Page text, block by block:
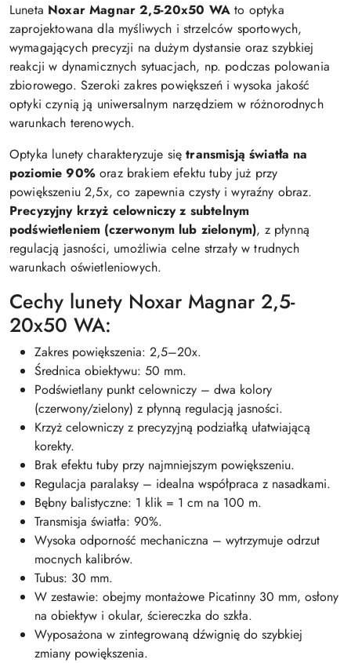
Luneta Noxar Magnar 2,5-20x50 WA to optyka
zaprojektowana dla myśliwych i strzelców sportowych,
wymagających precyzji na dużym dystansie oraz szybkiej
reakcji w dynamicznych sytuacjach, np. podczas polowania
zbiorowego. Szeroki zakres powiększeń i wysoka jakość
optyki czynią ją uniwersalnym narzędziem w różnorodnych
warunkach terenowych.
Optyka lunety charakteryzuje siętransmisją światła na
poziomie 90%oraz brakiem efektu tuby już przy
powiększeniu 2,5x, co zapewnia czysty i wyraźny obraz.
Precyzyjny krzyż celowniczy z subtelnym
podświetleniem (czerwonym lub zielonym), z płynną
regulacją jasności, umożliwia celne strzały w trudnych
warunkach oświetleniowych.
Cechy lunety Noxar Magnar 2,5-
20x50 WA:
Zakres powiększenia: 2,5–20x.
Średnica obiektywu: 50 mm.
Podświetlany punkt celowniczy – dwa kolory
(czerwony/zielony) z płynną regulacją jasności.
Krzyż celowniczy z precyzyjną podziałką ułatwiającą
korekty.
Brak efektu tuby przy najmniejszym powiększeniu.
Regulacja paralaksy – idealna współpraca z nasadkami.
Bębny balistyczne: 1 klik = 1 cm na 100 m.
Transmisja światła: 90%.
Wysoka odporność mechaniczna – wytrzymuje odrzut
mocnych kalibrów.
Tubus: 30 mm.
W zestawie: obejmy montażowe Picatinny 30 mm, osłony
na obiektyw i okular, ściereczka do szkła.
Wyposażona w zintegrowaną dźwignię do szybkiej
zmiany powiększenia.